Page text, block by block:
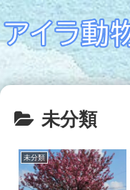
未分類
未分類